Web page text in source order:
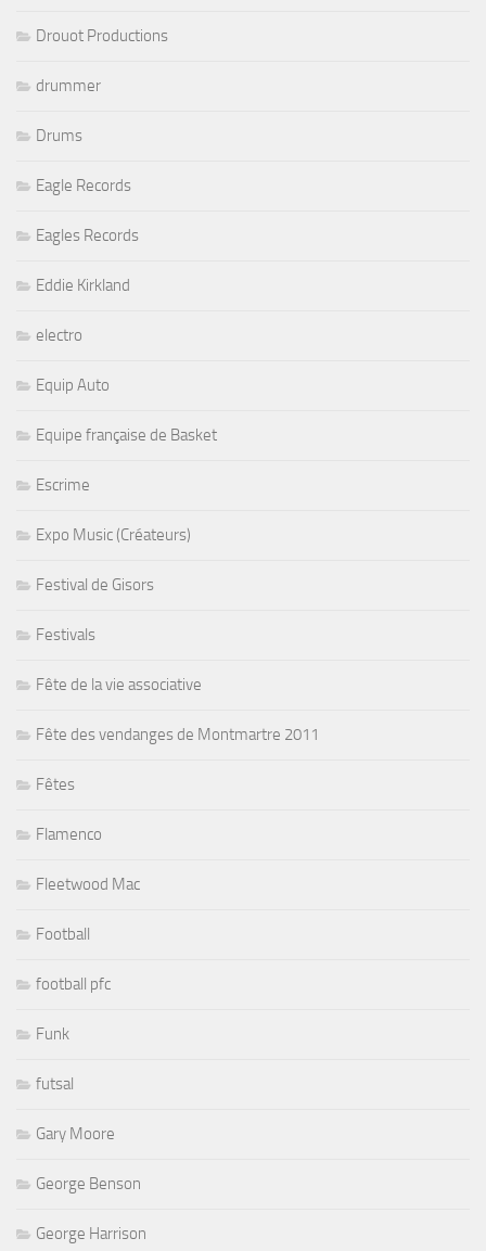
Drouot Productions
drummer
Drums
Eagle Records
Eagles Records
Eddie Kirkland
electro
Equip Auto
Equipe française de Basket
Escrime
Expo Music (Créateurs)
Festival de Gisors
Festivals
Fête de la vie associative
Fête des vendanges de Montmartre 2011
Fêtes
Flamenco
Fleetwood Mac
Football
football pfc
Funk
futsal
Gary Moore
George Benson
George Harrison